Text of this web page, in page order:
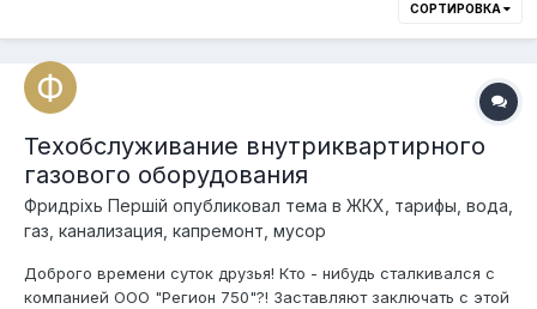
СОРТИРОВКА
Техобслуживание внутриквартирного
газового оборудования
Фридрixь Першiй опубликовал тема в ЖКХ, тарифы, вода,
газ, канализация, капремонт, мусор
Доброго времени суток друзья! Кто - нибудь сталкивался с
компанией ООО "Регион 750"?! Заставляют заключать с этой